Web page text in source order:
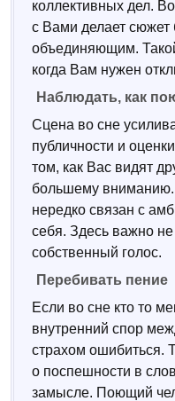
коллективных дел.
с Вами делает
объединяющим.
когда Вам нужен
Наблюдать, как
Сцена во сне
публичности и
том, как Вас видят
большему
нередко связан с
себя. Здесь важно
собственный голос.
Перебивать пение
Если во сне кто то
внутренний спор
страхом ошибиться.
о поспешности в
замысле. Поющий